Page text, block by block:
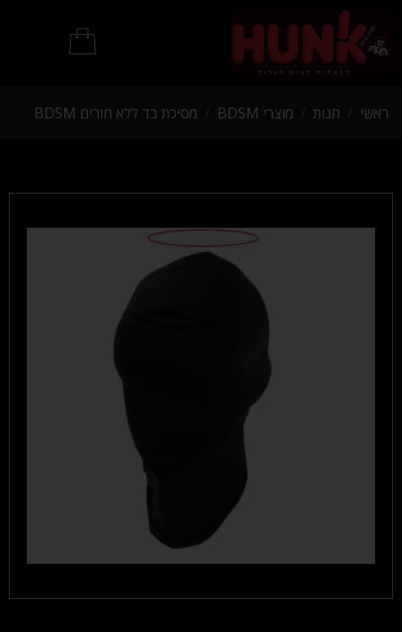
ראשי חנות מוצרי BDSM מסיכת בד ללא חורים BDSM